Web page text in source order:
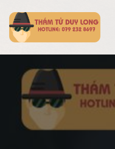
qua
nội
dung